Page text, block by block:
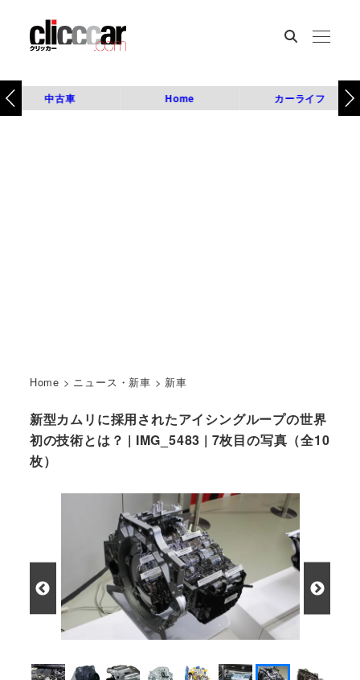
中古車 Home カーライフ
Home > ニュース・新車 > 新車
新型カムリに採用されたアイシングループの世界
初の技術とは？ | IMG_5483 | 7枚目の写真（全10
枚）